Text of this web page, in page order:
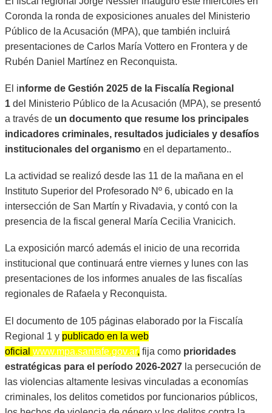
Coronda la ronda de exposiciones anuales del Ministerio
Público de la Acusación (MPA), que también incluirá
presentaciones de Carlos María Vottero en Frontera y de
Rubén Daniel Martínez en Reconquista.
El informe de Gestión 2025 de la Fiscalía Regional
1 del Ministerio Público de la Acusación (MPA), se presentó
a través de un documento que resume los principales
indicadores criminales, resultados judiciales y desafíos
institucionales del organismo en el departamento..
La actividad se realizó desde las 11 de la mañana en el
Instituto Superior del Profesorado Nº 6, ubicado en la
intersección de San Martín y Rivadavia, y contó con la
presencia de la fiscal general María Cecilia Vranicich.
La exposición marcó además el inicio de una recorrida
institucional que continuará entre viernes y lunes con las
presentaciones de los informes anuales de las fiscalías
regionales de Rafaela y Reconquista.
El documento de 105 páginas elaborado por la Fiscalía
Regional 1 y publicado en la web
oficial www.mpa.santafe.gov.ar, fija como prioridades
estratégicas para el período 2026-2027 la persecución de
las violencias altamente lesivas vinculadas a economías
criminales, los delitos cometidos por funcionarios públicos,